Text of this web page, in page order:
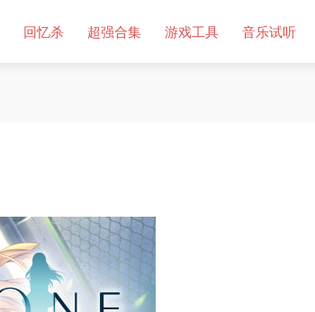
回忆杀 超强合集 游戏工具 音乐试听